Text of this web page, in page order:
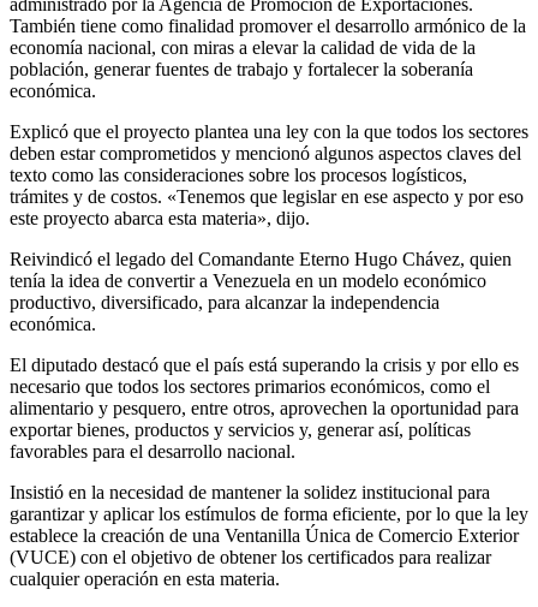
También tiene como finalidad promover el desarrollo armónico de la
economía nacional, con miras a elevar la calidad de vida de la
población, generar fuentes de trabajo y fortalecer la soberanía
económica.
Explicó que el proyecto plantea una ley con la que todos los sectores
deben estar comprometidos y mencionó algunos aspectos claves del
texto como las consideraciones sobre los procesos logísticos,
trámites y de costos. «Tenemos que legislar en ese aspecto y por eso
este proyecto abarca esta materia», dijo.
Reivindicó el legado del Comandante Eterno Hugo Chávez, quien
tenía la idea de convertir a Venezuela en un modelo económico
productivo, diversificado, para alcanzar la independencia
económica.
El diputado destacó que el país está superando la crisis y por ello es
necesario que todos los sectores primarios económicos, como el
alimentario y pesquero, entre otros, aprovechen la oportunidad para
exportar bienes, productos y servicios y, generar así, políticas
favorables para el desarrollo nacional.
Insistió en la necesidad de mantener la solidez institucional para
garantizar y aplicar los estímulos de forma eficiente, por lo que la ley
establece la creación de una Ventanilla Única de Comercio Exterior
(VUCE) con el objetivo de obtener los certificados para realizar
cualquier operación en esta materia.